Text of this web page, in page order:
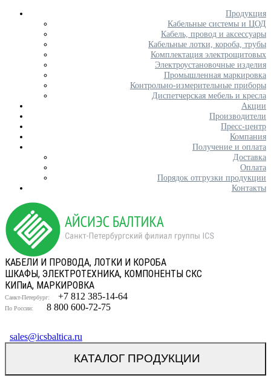
Продукция
Кабельные системы и ЦОД
Кабель, провод и аксессуары
Кабельные лотки, короба, трубы
Комплектация электрощитовых
Электроустановочные изделия
Промышленная маркировка
Контрольно-измерительные приборы
Диспетчерская мебель и кресла
Акции
Производители
Пресс-центр
Компания
Получение и оплата
Доставка
Оплата
Порядок отгрузки продукции
Контакты
КАБЕЛИ И ПРОВОДА, ЛОТКИ И КОРОБА
ШКАФЫ, ЭЛЕКТРОТЕХНИКА, КОМПОНЕНТЫ СКС
КИПиА, МАРКИРОВКА
Санкт-Петербург: +7 812 385-14-64
По России: 8 800 600-72-75
sales@icsbaltica.ru
КАТАЛОГ ПРОДУКЦИИ